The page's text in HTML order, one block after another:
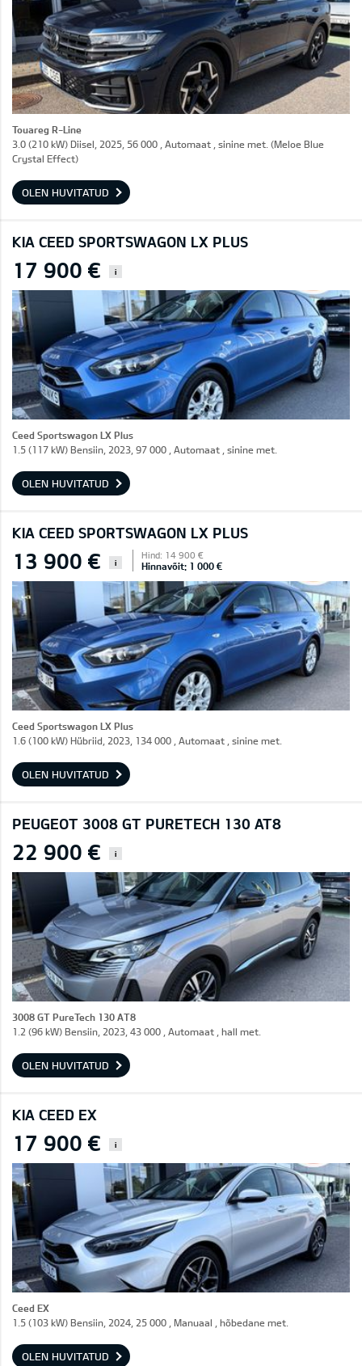
Touareg R-Line
3.0 (210 kW) Diisel, 2025, 56 000 , Automaat , sinine met. (Meloe Blue
Crystal Effect)
OLEN HUVITATUD
KIA CEED SPORTSWAGON LX PLUS
17 900 € i
Ceed Sportswagon LX Plus
1.5 (117 kW) Bensiin, 2023, 97 000 , Automaat , sinine met.
OLEN HUVITATUD
KIA CEED SPORTSWAGON LX PLUS
13 900 € i
Hind: 14 900 €
Hinnavõit: 1 000 €
Ceed Sportswagon LX Plus
1.6 (100 kW) Hübriid, 2023, 134 000 , Automaat , sinine met.
OLEN HUVITATUD
PEUGEOT 3008 GT PURETECH 130 AT8
22 900 € i
3008 GT PureTech 130 AT8
1.2 (96 kW) Bensiin, 2023, 43 000 , Automaat , hall met.
OLEN HUVITATUD
KIA CEED EX
17 900 € i
Ceed EX
1.5 (103 kW) Bensiin, 2024, 25 000 , Manuaal , hõbedane met.
OLEN HUVITATUD